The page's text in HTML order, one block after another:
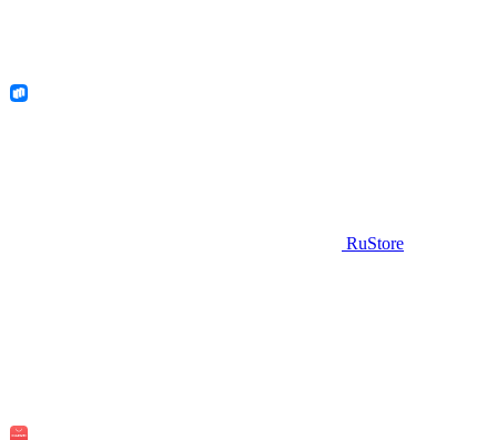
RuStore